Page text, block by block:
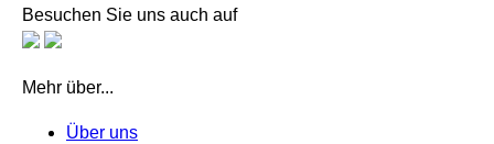
Besuchen Sie uns auch auf
Mehr über...
Über uns